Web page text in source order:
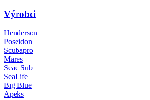
Výrobci
Henderson
Poseidon
Scubapro
Mares
Seac Sub
SeaLife
Big Blue
Apeks